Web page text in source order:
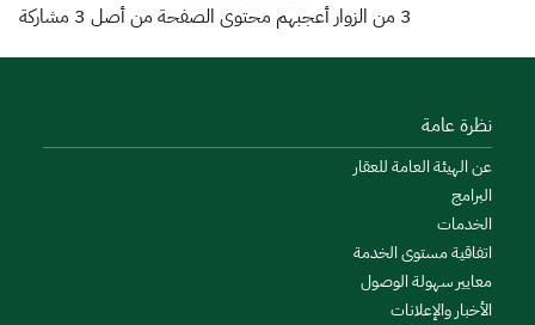
3 من الزوار أعجبهم محتوى الصفحة من أصل 3 مشاركة
نظرة عامة
عن الهيئة العامة للعقار
البرامج
الخدمات
اتفاقية مستوى الخدمة
معايير سهولة الوصول
الأخبار والإعلانات